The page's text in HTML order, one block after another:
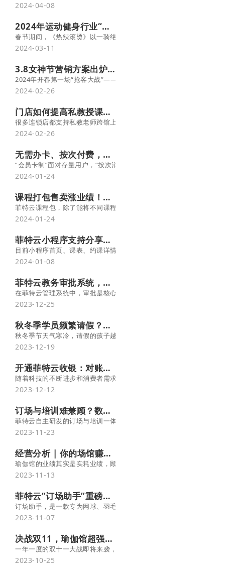
2024-04-08
2024年运动健身行业“热辣滚烫”，各位老板你们准备好了吗？
春节期间，《热辣滚烫》以一骑绝尘之态领跑春节档电影市场。与此
2024-03-11
3.8女神节营销方案出炉，助场馆春季卖爆旺全年！ -菲特云
2024-02-26
门店如何提高私教授课饱和度，为老师和门店创造更多收入？-菲特云
很多连锁店都支持私教老师跨馆上课，但是在实际运营过程中，总
2024-02-26
无需办卡、按次付费，菲特云“按次付费”功能太香啦~
“会员卡制”面对存量用户，“按次消费”面对增量用户，两种模式相结
2024-01-24
课程打包售卖涨业绩！详解菲特云课程包的3大应用场景
菲特云课程包，除了能将不同课程灵活打包外，还具有课时共享、分
2024-01-24
菲特云小程序支持分享朋友圈啦，为场馆带来更多流量和潜客留存！
目前小程序首页、课表、约课详情、营销活动、在线购卡、申请体
2024-01-08
菲特云教务审批系统，强化业务监管，提升管理效率！
在菲特云管理系统中，审批是核心模块的重要组成部分，能帮助管理
2023-12-25
秋冬季学员频繁请假？设置好请假规则，消课率提升80%！ -菲特云
秋冬季节天气寒冷，请假的孩子越来越多，对机构出勤率、消课率有
2023-12-19
开通菲特云收银：对账更便捷！收款更规范！ 资金更安全！
随着科技的不断进步和消费者需求的变化，智慧收银将越来越普及，
2023-12-12
订场与培训难兼顾？数据一体化很重要！ -菲特云
菲特云自主研发的订场与培训一体化管理系统，将所有场地数字化管
2023-11-23
经营分析 | 你的场馆赚不赚钱，这个数据很关键！
瑜伽馆的业绩其实是实耗业绩，顾名思义，就是实际消耗业绩。只有
2023-11-13
菲特云“订场助手”重磅发布！永久免费，简单易用
订场助手，是一款专为网球、羽毛球、篮球等体育场馆量身定制的场
2023-11-07
决战双11，瑜伽馆超强吸金营销方案来了！-菲特云
一年一度的双十一大战即将来袭，各大行业都在摩拳擦掌、明争暗斗
2023-10-25